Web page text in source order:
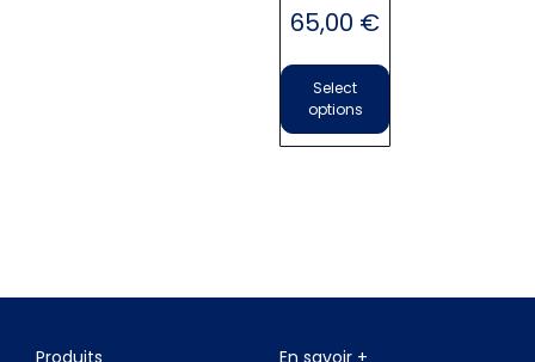
65,00 €
Select
options
Produits En savoir +